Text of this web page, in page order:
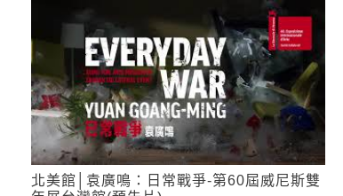
北美館│袁廣鳴：日常戰爭-第60屆威尼斯雙